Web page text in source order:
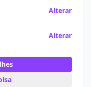
Alterar
Alterar